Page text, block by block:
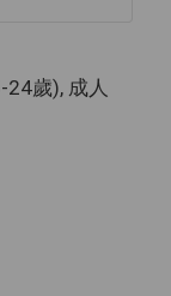
歲), 成人